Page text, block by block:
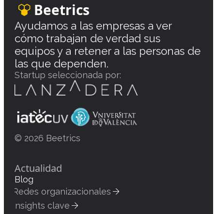
Beetrics
Ayudamos a las empresas a ver
cómo trabajan de verdad sus
equipos y a retener a las personas de
las que dependen.
Startup seleccionada por:
© 2026 Beetrics
Actualidad
Blog
Redes organizacionales
Insights clave